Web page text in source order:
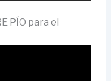
PÍO para el